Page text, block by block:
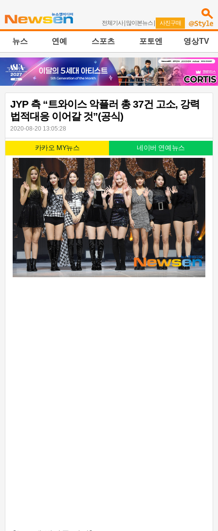
전체기사| 많이본뉴스 | 사진구매
뉴스 연예 스포츠 포토엔 영상TV
JYP 측 “트와이스 악플러 총 37건 고소, 강력
법적대응 이어갈 것”(공식)
2020-08-20 13:05:28
카카오 MY뉴스 네이버 연예뉴스